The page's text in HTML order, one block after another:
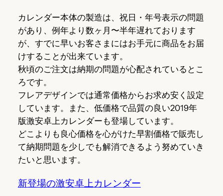
カレンダー本体の製造は、祝日・年号表示の問題
があり、例年より数ヶ月〜半年遅れております
が、すでに早いお客さまにはお手元に商品をお届
けすることが出来ています。
秋頃のご注文は納期の問題が心配されているとこ
ろです。
フレアデザインでは通常価格からお求め安く設定
しています。また、低価格で品質の良い2019年
版激安卓上カレンダーも登場しています。
どこよりも良心価格を心がけた早割価格で販売し
て納期問題を少しでも解消できるよう努めていき
たいと思います。
新登場の激安卓上カレンダー